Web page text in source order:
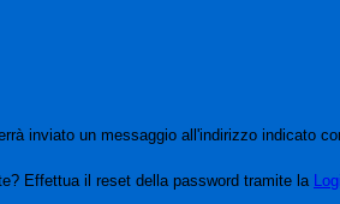
inviato un messaggio all'indirizzo indicato
Effettua il reset della password tramite la